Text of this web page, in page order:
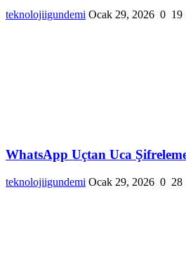
teknolojiigundemi Ocak 29, 2026 0 19
WhatsApp Uçtan Uca
teknolojiigundemi Ocak 29, 2026 0 28